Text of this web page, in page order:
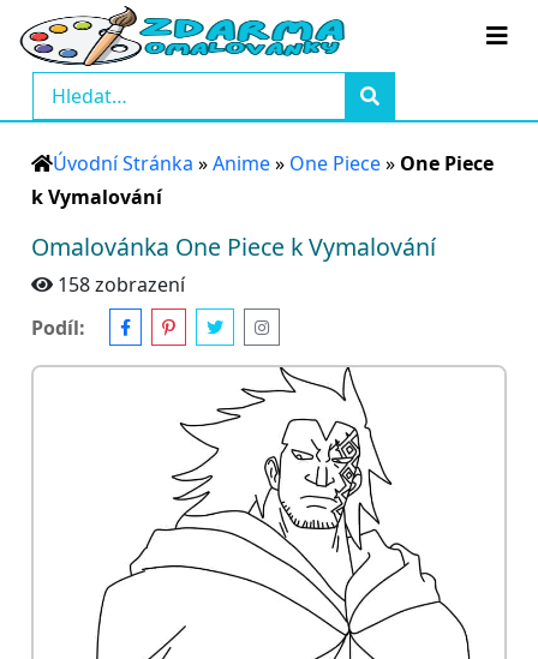
Úvodní Stránka »Anime» One Piece» One Piece
k Vymalování
Omalovánka One Piece k Vymalování
158 zobrazení
Podíl: